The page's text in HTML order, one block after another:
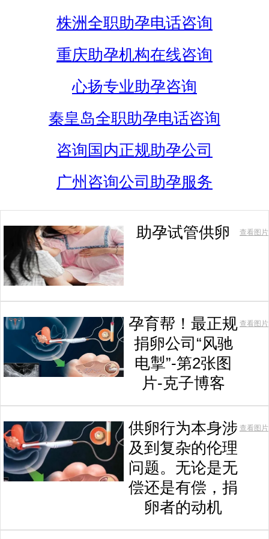
株洲全职助孕电话咨询
重庆助孕机构在线咨询
心扬专业助孕咨询
秦皇岛全职助孕电话咨询
咨询国内正规助孕公司
广州咨询公司助孕服务
助孕试管供卵 查看图片
孕育帮！最正规
捐卵公司“风驰
电掣”-第2张图
片-克子博客
查看图片
供卵行为本身涉
及到复杂的伦理
问题。无论是无
偿还是有偿，捐
卵者的动机
查看图片